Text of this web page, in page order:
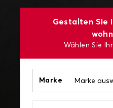
Gestalten Sie
Wählen Sie
Marke